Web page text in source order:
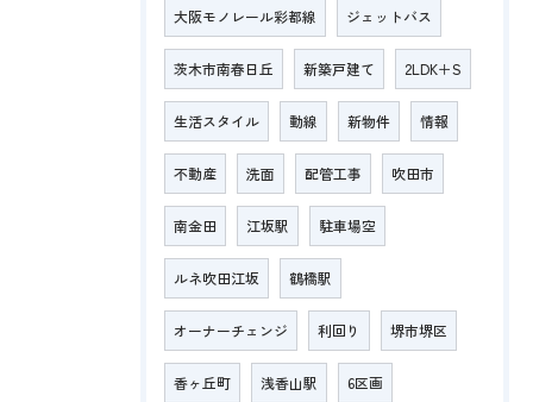
大阪モノレール彩都線 ジェットバス
茨木市南春日丘 新築戸建て 2LDK＋S
生活スタイル 動線 新物件 情報
不動産 洗面 配管工事 吹田市
南金田 江坂駅 駐車場空
ルネ吹田江坂 鶴橋駅
オーナーチェンジ 利回り 堺市堺区
香ヶ丘町 浅香山駅 6区画